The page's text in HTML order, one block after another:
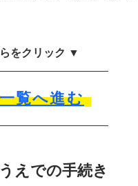
をクリック ▼
覧へ進む
えでの手続き